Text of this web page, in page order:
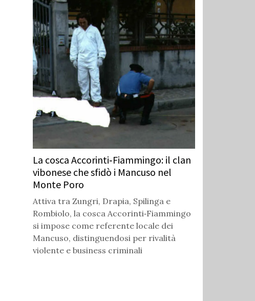
La cosca Accorinti‑Fiammingo: il clan
vibonese che sfidò i Mancuso nel
Monte Poro
Attiva tra Zungri, Drapia, Spilinga e
Rombiolo, la cosca Accorinti‑Fiammingo
si impose come referente locale dei
Mancuso, distinguendosi per rivalità
violente e business criminali